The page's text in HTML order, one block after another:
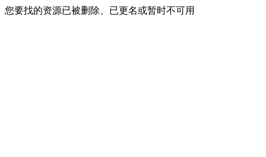
您要找的资源已被删除、已更名或暂时不可用